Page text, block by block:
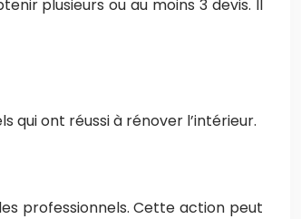
plusieurs ou au moins 3 devis. Il
qui ont réussi à rénover l’intérieur.
professionnels. Cette action peut